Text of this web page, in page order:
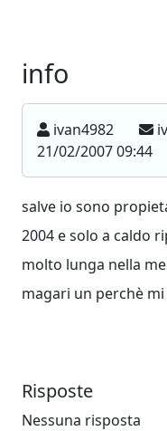
info
ivan4982
21/02/2007 09:44
salve io sono
2004 e solo a caldo
molto lunga nella
magari un perchè
Risposte
Nessuna risposta